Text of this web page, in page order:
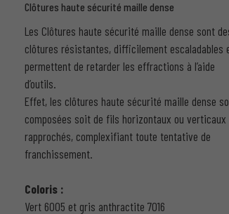
Clôtures haute sécurité maille dense
Les Clôtures haute sécurité maille dense sont
clôtures résistantes, difficilement escaladables
permettent de retarder les effractions à l’aide
d’outils.
Effet, les clôtures haute sécurité maille dense
composées soit de fils horizontaux ou verticaux
rapprochés, complexifiant toute tentative de
franchissement.
Coloris :
Vert 6005 et gris anthractite 7016